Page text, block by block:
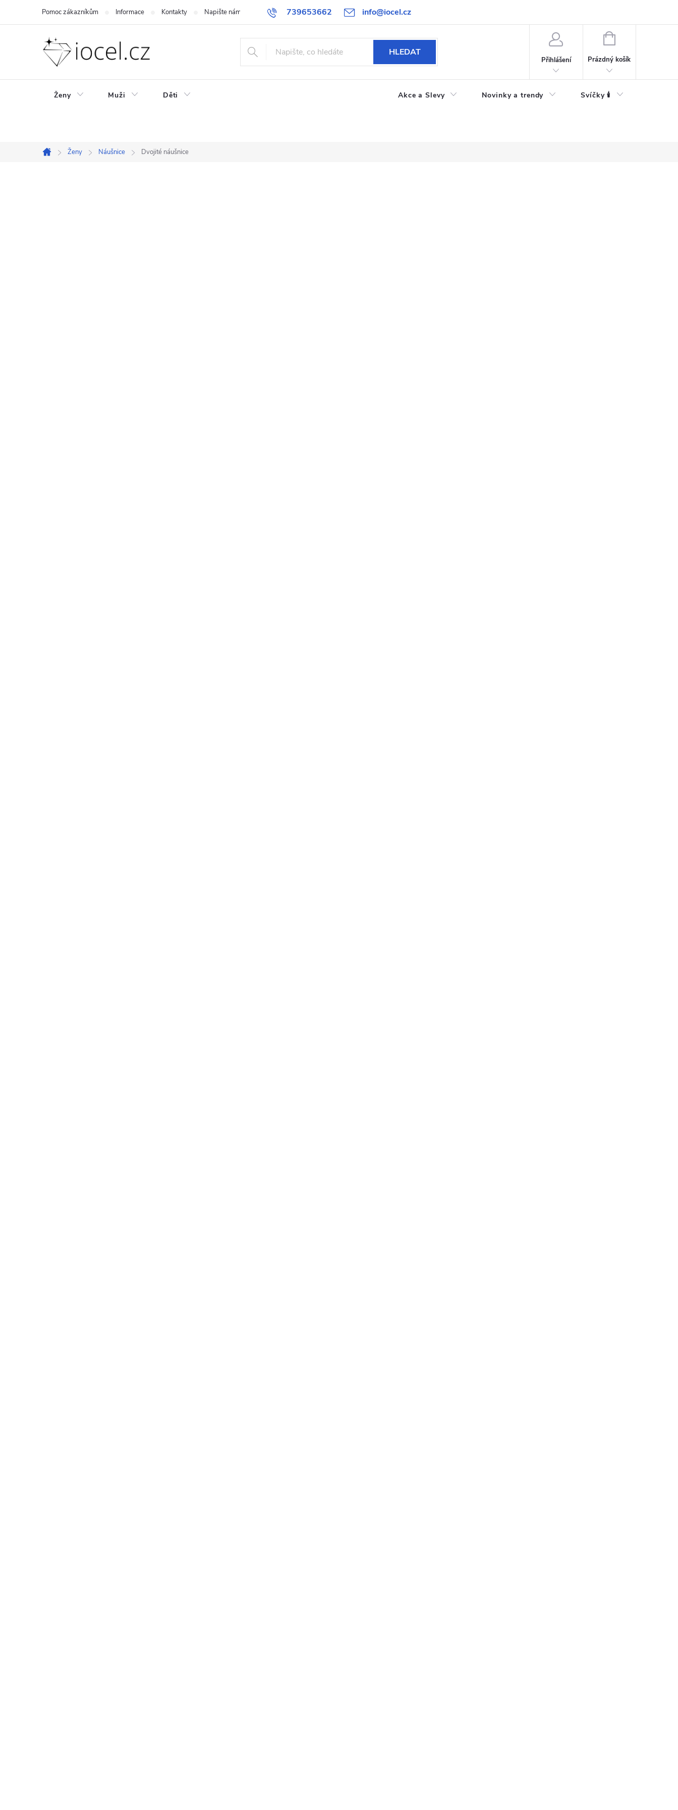
739653662 info@iocel.cz
Pomoc zákazníkům Informace Kontakty Napište nám Blog Obchodní podmínky Oblíbené Spolupráce
HLEDAT
Přihlášení
NÁKUPNÍ
Prázdný košík
Ženy Muži Děti Akce a Slevy Novinky a trendy Svíčky 🕯️
Domů
Ženy Náušnice Dvojité náušnice